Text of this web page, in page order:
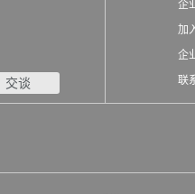
交谈
企
加
企
联